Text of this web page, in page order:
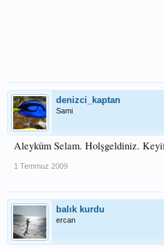
denizci_kaptan
Sami
Aleyküm Selam. Holşgeldiniz.
1 Temmuz 2009
balık kurdu
ercan